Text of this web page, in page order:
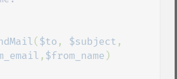
( $to , $subject
,$from_name )